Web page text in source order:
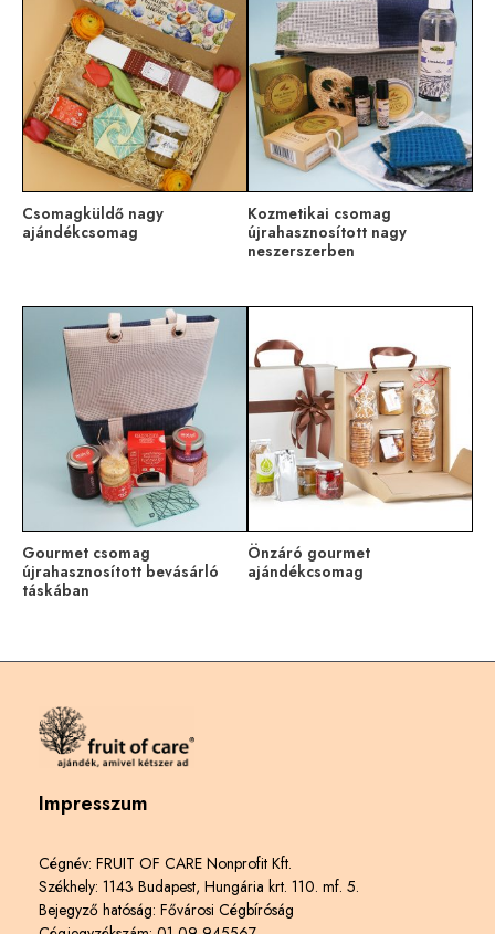
Csomagküldő nagy
ajándékcsomag
Kozmetikai csomag
újrahasznosított nagy
neszerszerben
Gourmet csomag
újrahasznosított bevásárló
táskában
Önzáró gourmet
ajándékcsomag
Impresszum
Cégnév: FRUIT OF CARE Nonprofit Kft.
Székhely: 1143 Budapest, Hungária krt. 110. mf. 5.
Bejegyző hatóság: Fővárosi Cégbíróság